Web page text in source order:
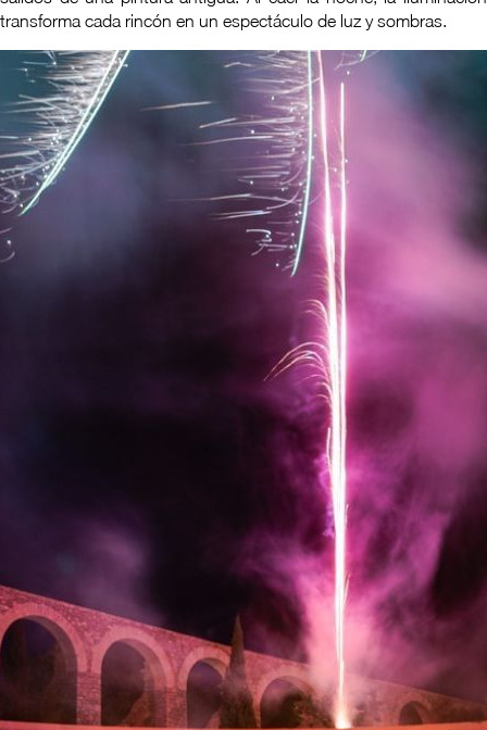
transforma cada rincón en un espectáculo de luz y sombras.